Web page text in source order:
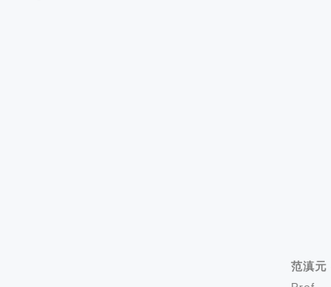
范滇元